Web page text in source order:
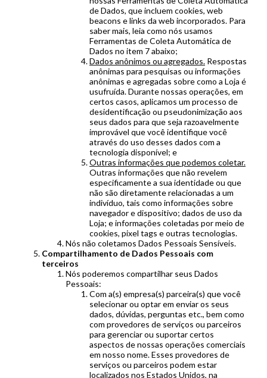
de Dados, que incluem cookies, web
beacons e links da web incorporados. Para
saber mais, leia como nós usamos
Ferramentas de Coleta Automática de
Dados no item 7 abaixo;
Dados anônimos ou agregados. Respostas
anônimas para pesquisas ou informações
anônimas e agregadas sobre como a Loja é
usufruída. Durante nossas operações, em
certos casos, aplicamos um processo de
desidentificação ou pseudonimização aos
seus dados para que seja razoavelmente
improvável que você identifique você
através do uso desses dados com a
tecnologia disponível; e
Outras informações que podemos coletar.
Outras informações que não revelem
especificamente a sua identidade ou que
não são diretamente relacionadas a um
indivíduo, tais como informações sobre
navegador e dispositivo; dados de uso da
Loja; e informações coletadas por meio de
cookies, pixel tags e outras tecnologias.
Nós não coletamos Dados Pessoais Sensíveis.
Compartilhamento de Dados Pessoais com
terceiros
Nós poderemos compartilhar seus Dados
Pessoais:
Com a(s) empresa(s) parceira(s) que você
selecionar ou optar em enviar os seus
dados, dúvidas, perguntas etc., bem como
com provedores de serviços ou parceiros
para gerenciar ou suportar certos
aspectos de nossas operações comerciais
em nosso nome. Esses provedores de
serviços ou parceiros podem estar
localizados nos Estados Unidos, na